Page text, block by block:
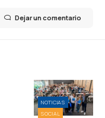
Dejar un comentario
NOTICIAS
SOCIAL